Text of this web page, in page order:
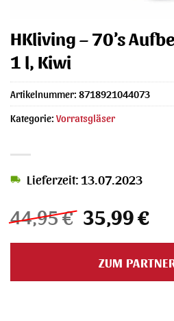
HKliving – 70’s
1 l, Kiwi
44,95€
Preis
war:
44,95 €
35,99€
ist:
Lieferzeit: 13.07.2023
ZUM
Artikelnummer: 8718921044073
Kategorie: Vorratsgläser